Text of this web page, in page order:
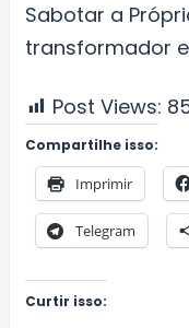
Sabotar a
transformador
Post Views:
Compartilhe isso:
Imprimir
Telegram
Curtir isso: